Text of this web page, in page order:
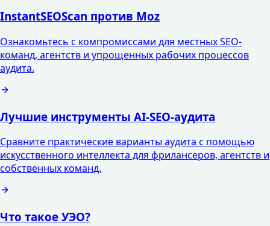
InstantSEOScan против Moz
Ознакомьтесь с компромиссами для местных SEO-
команд, агентств и упрощенных рабочих процессов
аудита.
Лучшие инструменты AI-SEO-аудита
Сравните практические варианты аудита с помощью
искусственного интеллекта для фрилансеров, агентств и
собственных команд.
Что такое УЭО?